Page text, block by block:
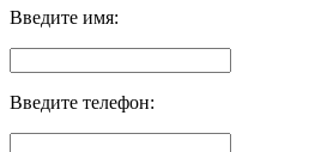
Введите имя:
Введите телефон: